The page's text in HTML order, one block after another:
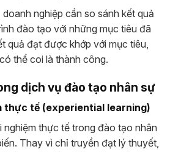
nghiệp cần so sánh kết quả
đào tạo với những mục tiêu đã
quả đạt được khớp với mục tiêu,
thể coi là thành công.
dịch vụ đào tạo nhân sự
thực tế (experiential learning)
nghiệm thực tế trong đào tạo nhân
Thay vì chỉ truyền đạt lý thuyết,